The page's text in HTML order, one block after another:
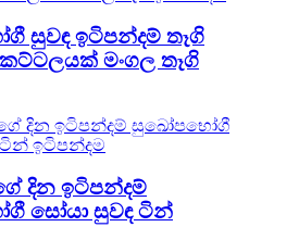
සුවඳ ඉටිපන්දම් තෑගි
මංගල තෑගි
දින ඉටිපන්දම්
සෝයා සුවඳ ටින්